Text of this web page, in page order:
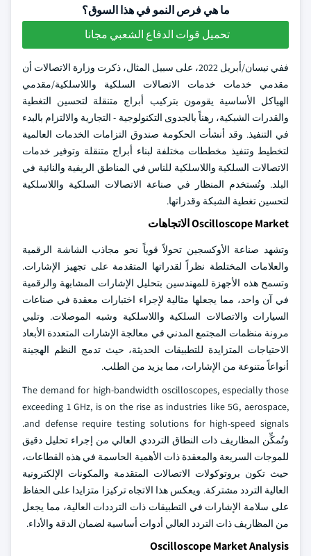
ما هي فرص النمو في هذا السوق؟
تحميل قوات الدفاع الشعبي مجانا
ففي نيسان/أبريل 2022، على سبيل المثال، ذكرت وزارة الاتصالات أن
مقدمي خدمات خدمات الاتصالات السلكية واللاسلكية/مقدمي
الهياكل الأساسية يقومون بتركيب أبراج متنقلة لتحسين التغطية
والقدرات الشبكية، رهناً بالجدوى التكنولوجية - التجارية والالتزام بالبدء
في التنفيذ. وقد أنشأت الحكومة صندوق التزامات الخدمات العالمية
لتخطيط وتنفيذ مخططات مختلفة لبناء أبراج متنقلة وتوفير خدمات
الاتصالات السلكية واللاسلكية للناس في المناطق الريفية والنائية في
البلد. وتُستخدم المنظار في صناعة الاتصالات السلكية واللاسلكية
لتحسين تغطية الشبكة وقدراتها.
Oscilloscope Market الاتجاهات
وتشهد صناعة الأوكسجين تحولاً قوياً نحو مجاذب الشاشة الرقمية
والعلامات المختلطة نظراً لقدراتها المتقدمة على تجهيز الإشارات.
وتسمح هذه الأجهزة للمهندسين بتحليل الإشارات المشابهة والرقمية
في آن واحد، مما يجعلها مثالية لإجراء اختبارات معقدة في صناعات
السيارات والاتصالات السلكية واللاسلكية وشبه الموصلات. وتلبي
مرونة منظمات المجتمع المدني في معالجة الإشارات المتعددة الأبعاد
الاحتياجات المتزايدة للتطبيقات الحديثة، حيث تدمج النظم الهجينة
أنواعاً متنوعة من الإشارات، مما يزيد من الطلب.
The demand for high-bandwidth oscilloscopes, especially those
exceeding 1 GHz, is on the rise as industries like 5G, aerospace,
and defense require testing solutions for high-speed signals.
وتُمكِّن المظاريف ذات النطاق الترددي العالي من إجراء تحليل دقيق
للموجات السريعة والمعقدة ذات الأهمية الحاسمة في هذه القطاعات،
حيث تكون بروتوكولات الاتصالات المتقدمة والمكونات الإلكترونية
العالية التردد مشتركة. ويعكس هذا الاتجاه تركيزا متزايدا على الحفاظ
على سلامة الإشارات في التطبيقات ذات الترددات العالية، مما يجعل
من المظاريف ذات التردد العالي أدوات أساسية لضمان الدقة والأداء.
Oscilloscope Market Analysis